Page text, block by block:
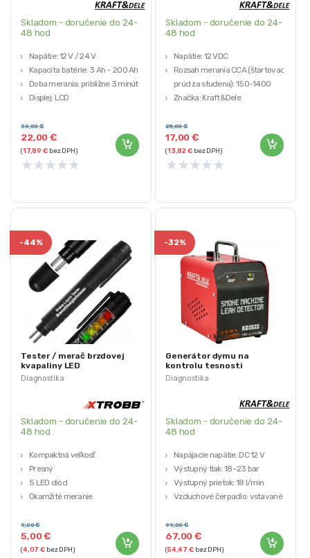
Skladom - doručenie do 24-
48 hod
Napätie: 12 V / 24 V
Kapacita batérie: 3 Ah – 200 Ah
Doba merania: približne 3 minúty
Displej: LCD
batérie
22,00€
30,00€
(17,89€bez DPH)
★★★★★
Skladom - doručenie do 24-
48 hod
Napätie: 12 VDC
Rozsah merania CCA (štartovací
prúd za studena): 150-1400
Značka: Kraft&Dele
17,00€
25,00€
(13,82€bez DPH)
★★★★★
Diagnostika
-44%
Tester / merač brzdovej
kvapaliny LED
Skladom - doručenie do 24-
48 hod .
Kompaktná veľkosť
Presný
5 LED diód
Okamžité meranie
5,00€
9,00€
(4,07€ bez DPH)
Diagnostika
-32%
Generátor dymu na
kontrolu tesnosti
systémov, 18l/min | KD3522
Skladom - doručenie do 24-
48 hod
Napájacie napätie: DC 12 V
Výstupný tlak: 18–23 bar
Výstupný prietok: 18 l/min
Vzduchové čerpadlo: vstavané
67,00€
99,00€
(54,47€bez DPH)